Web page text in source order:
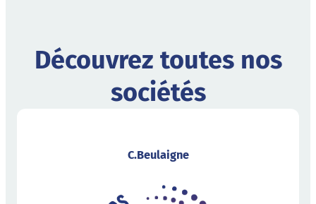
Découvrez toutes nos
sociétés
C.Beulaigne